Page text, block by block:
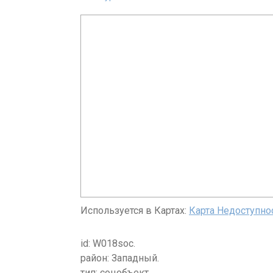
Используется в Картах: Карта
id: W018soc.
район: Западный.